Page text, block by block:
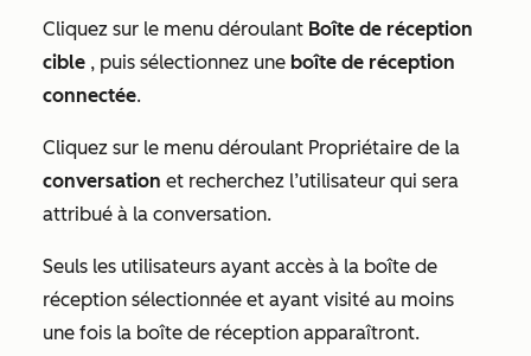
Cliquez sur le menu déroulant Boîte de réception
cible , puis sélectionnez une boîte de réception
connectée.
Cliquez sur le menu déroulant Propriétaire de la
conversation et recherchez l’utilisateur qui sera
attribué à la conversation.
Seuls les utilisateurs ayant accès à la boîte de
réception sélectionnée et ayant visité au moins
une fois la boîte de réception apparaîtront.